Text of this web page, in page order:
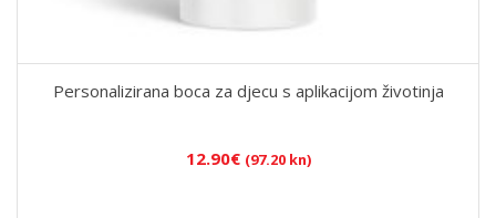
Personalizirana boca za djecu s aplikacijom životinja
12.90€ (97.20 kn)